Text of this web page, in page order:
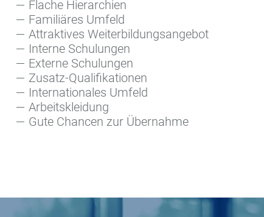
Flache Hierarchien
Familiäres Umfeld
Attraktives Weiterbildungsangebot
Interne Schulungen
Externe Schulungen
Zusatz-Qualifikationen
Internationales Umfeld
Arbeitskleidung
Gute Chancen zur Übernahme